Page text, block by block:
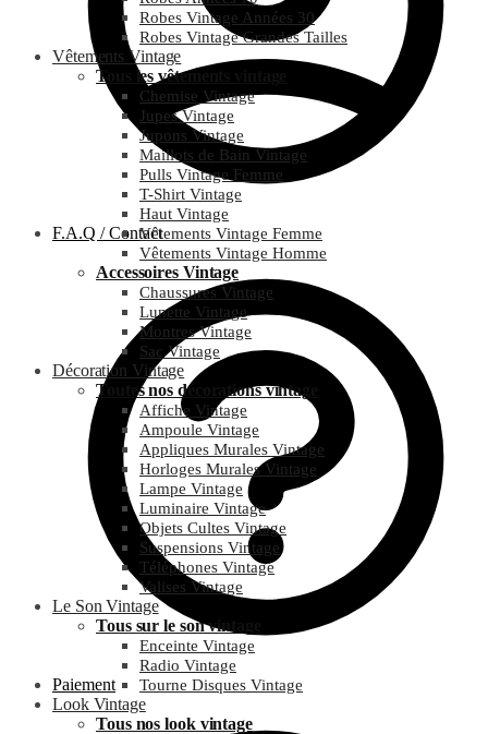
F.A.Q / Contact
Paiement
Robes Vintage Années 30
Robes Vintage Grandes Tailles
Vêtements Vintage
Tous les vêtements vintage
Chemise Vintage
Jupes Vintage
Jupons Vintage
Maillots de Bain Vintage
Pulls Vintage Femme
T-Shirt Vintage
Haut Vintage
Vêtements Vintage Femme
Vêtements Vintage Homme
Accessoires Vintage
Chaussures Vintage
Lunette Vintage
Montres Vintage
Sac Vintage
Décoration Vintage
Toutes nos décorations vintage
Affiche Vintage
Ampoule Vintage
Appliques Murales Vintage
Horloges Murales Vintage
Lampe Vintage
Luminaire Vintage
Objets Cultes Vintage
Suspensions Vintage
Téléphones Vintage
Valises Vintage
Le Son Vintage
Tous sur le son vintage
Enceinte Vintage
Radio Vintage
Tourne Disques Vintage
Look Vintage
Tous nos look vintage